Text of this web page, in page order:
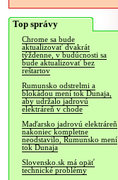
Top správy
Chrome sa bude
aktualizovať dvakrát
týždenne, v budúcnosti sa
bude aktualizovať bez
reštartov
Rumunsko odstrelmi a
blokádou mení tok Dunaja,
aby udržalo jadrovú
elektráreň v chode
Maďarsko jadrovú elektráreň
nakoniec kompletne
neodstavilo, Rumunsko mení
tok Dunaja
Slovensko.sk má opäť
technické problémy